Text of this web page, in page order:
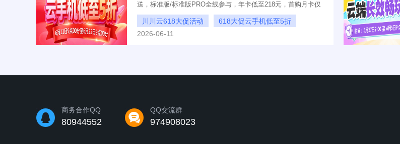
送，标准版/标准版PRO全线参与，年卡低至218元，首购月卡仅
需25元，办公、游戏、挂机一机搞定!
川川云618大促活动
618大促云手机低至5折
年卡低至0.59一天
2026-06-11
商务合作QQ
80944552
QQ交流群
974908023